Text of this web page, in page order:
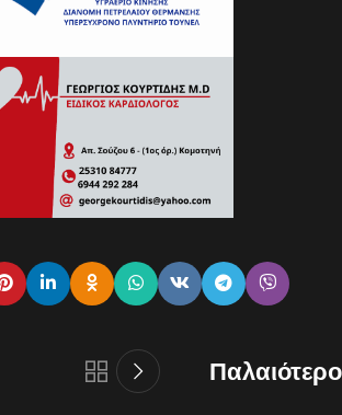
Παλαιότερο